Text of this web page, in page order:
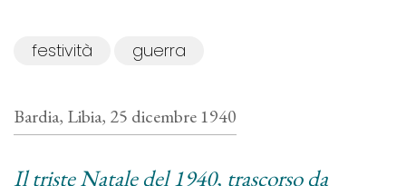
festività guerra
Bardia, Libia, 25 dicembre 1940
Il triste Natale del 1940, trascorso da